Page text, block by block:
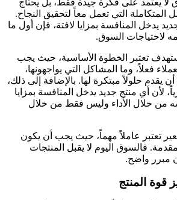
لا يعتمد على فكرة جيدة فقط، بل يحتاج
المتكاملة التي تعمل معاً لتحقيق النجاح.
يدخل المنافسة بمزايا لافتة، فإن أول ما
لاحتياجات السوق.
تعتبر الخطوة الأساسية، حيث يجب
فعلاً، وما المشاكل التي يواجهونها،
يقدم حلولاً مبتكرة لها. بالإضافة إلى ذلك،
لأن أي منتج جديد يدخل المنافسة بمزايا
من خلال الأداء وليس فقط من خلال
تعتبر عاملاً مهماً، حيث يجب أن يكون
فالسوق اليوم لا يقبل المنتجات
مبرر واضح.
قوة المنتج